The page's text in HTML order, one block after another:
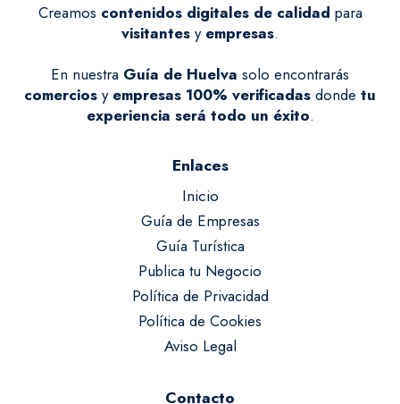
Creamos contenidos digitales de calidad para
visitantes y empresas.
En nuestra Guía de Huelva solo encontrarás
comercios y empresas 100% verificadas donde tu
experiencia será todo un éxito.
Enlaces
Inicio
Guía de Empresas
Guía Turística
Publica tu Negocio
Política de Privacidad
Política de Cookies
Aviso Legal
Contacto